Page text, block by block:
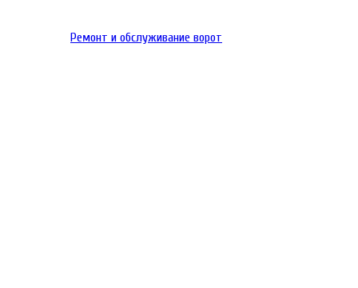
Ремонт и обслуживание ворот